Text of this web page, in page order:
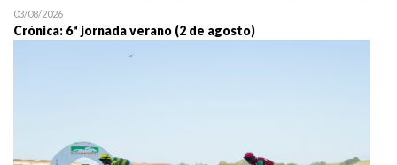
03/08/2026
Crónica: 6ª jornada verano (2 de agosto)